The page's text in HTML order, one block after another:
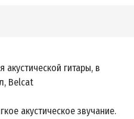
акустической гитары, в
Belcat
акустическое звучание.